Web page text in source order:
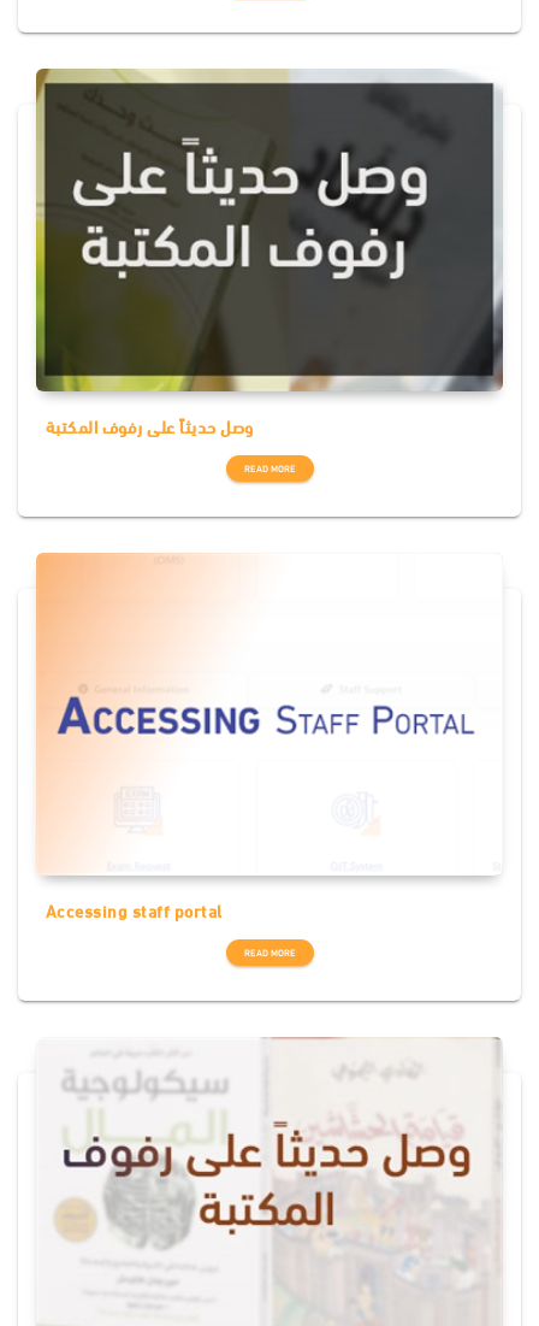
وصل حديثاً على رفوف المكتبة
READ MORE
Accessing staff portal
READ MORE